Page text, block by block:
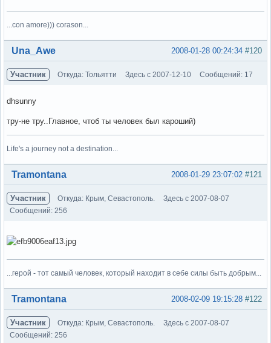
...con amore))) corason...
Вне форума #120
2008-01-28 00:24:34
Una_Awe
Участник Откуда: Тольятти Здесь с 2007-12-10 Сообщений: 17
dhsunny
тру-не тру..Главное, чтоб ты человек был кароший)
Life's a journey not a destination...
Вне форума #121
2008-01-29 23:07:02
Tramontana
Участник Откуда: Крым, Севастополь.
Здесь с 2007-08-07
Сообщений: 256
...герой - тот самый человек, который находит в себе силы быть добрым...
Вне форума #122
2008-02-09 19:15:28
Tramontana
Участник Откуда: Крым, Севастополь.
Здесь с 2007-08-07
Сообщений: 256